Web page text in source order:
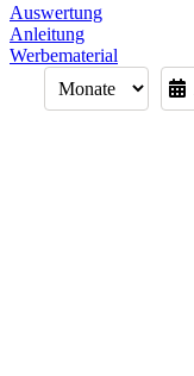
Auswertung
Anleitung
Werbematerial